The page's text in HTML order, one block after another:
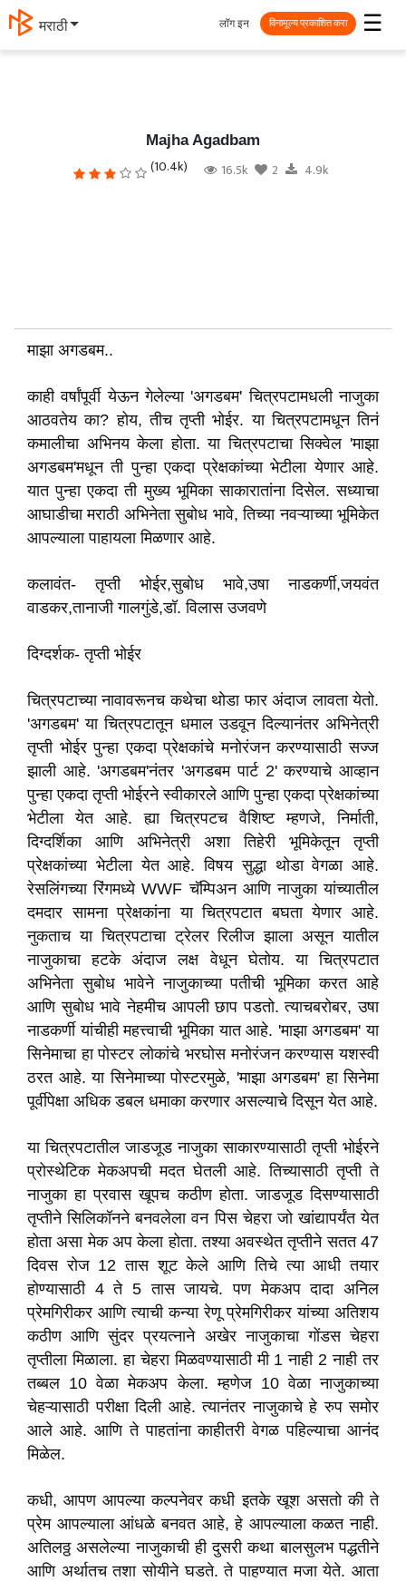
मराठी ☰
लॉग इन विनामूल्य प्रकाशित करा
Majha Agadbam
(10.4k) 16.5k 2 4.9k
माझा अगडबम..
काही वर्षांपूर्वी येऊन गेलेल्या 'अगडबम' चित्रपटामधली नाजुका
आठवतेय का? होय, तीच तृप्ती भोईर. या चित्रपटामधून तिनं
कमालीचा अभिनय केला होता. या चित्रपटाचा सिक्वेल 'माझा
अगडबम'मधून ती पुन्हा एकदा प्रेक्षकांच्या भेटीला येणार आहे.
यात पुन्हा एकदा ती मुख्य भूमिका साकारातांना दिसेल. सध्याचा
आघाडीचा मराठी अभिनेता सुबोध भावे, तिच्या नवऱ्याच्या भूमिकेत
आपल्याला पाहायला मिळणार आहे.
कलावंत- तृप्ती भोईर,सुबोध भावे,उषा नाडकर्णी,जयवंत
वाडकर,तानाजी गालगुंडे,डॉ. विलास उजवणे
दिग्दर्शक- तृप्ती भोईर
चित्रपटाच्या नावावरूनच कथेचा थोडा फार अंदाज लावता येतो.
'अगडबम' या चित्रपटातून धमाल उडवून दिल्यानंतर अभिनेत्री
तृप्ती भोईर पुन्हा एकदा प्रेक्षकांचे मनोरंजन करण्यासाठी सज्ज
झाली आहे. 'अगडबम'नंतर 'अगडबम पार्ट 2' करण्याचे आव्हान
पुन्हा एकदा तृप्ती भोईरने स्वीकारले आणि पुन्हा एकदा प्रेक्षकांच्या
भेटीला येत आहे. ह्या चित्रपटच वैशिष्ट म्हणजे, निर्माती,
दिग्दर्शिका आणि अभिनेत्री अशा तिहेरी भूमिकेतून तृप्ती
प्रेक्षकांच्या भेटीला येत आहे. विषय सुद्धा थोडा वेगळा आहे.
रेसलिंगच्या रिंगमध्ये WWF चॅम्पिअन आणि नाजुका यांच्यातील
दमदार सामना प्रेक्षकांना या चित्रपटात बघता येणार आहे.
नुकताच या चित्रपटाचा ट्रेलर रिलीज झाला असून यातील
नाजुकाचा हटके अंदाज लक्ष वेधून घेतोय. या चित्रपटात
अभिनेता सुबोध भावेने नाजुकाच्या पतीची भूमिका करत आहे
आणि सुबोध भावे नेहमीच आपली छाप पडतो. त्याचबरोबर, उषा
नाडकर्णी यांचीही महत्त्वाची भूमिका यात आहे. 'माझा अगडबम' या
सिनेमाचा हा पोस्टर लोकांचे भरघोस मनोरंजन करण्यास यशस्वी
ठरत आहे. या सिनेमाच्या पोस्टरमुळे, 'माझा अगडबम' हा सिनेमा
पूर्वीपेक्षा अधिक डबल धमाका करणार असल्याचे दिसून येत आहे.
या चित्रपटातील जाडजूड नाजुका साकारण्यासाठी तृप्ती भोईरने
प्रोस्थेटिक मेकअपची मदत घेतली आहे. तिच्यासाठी तृप्ती ते
नाजुका हा प्रवास खूपच कठीण होता. जाडजूड दिसण्यासाठी
तृप्तीने सिलिकॉनने बनवलेला वन पिस चेहरा जो खांद्यापर्यंत येत
होता असा मेक अप केला होता. तश्या अवस्थेत तृप्तीने सतत 47
दिवस रोज 12 तास शूट केले आणि तिचे त्या आधी तयार
होण्यासाठी 4 ते 5 तास जायचे. पण मेकअप दादा अनिल
प्रेमगिरीकर आणि त्याची कन्या रेणू प्रेमगिरीकर यांच्या अतिशय
कठीण आणि सुंदर प्रयत्नाने अखेर नाजुकाचा गोंडस चेहरा
तृप्तीला मिळाला. हा चेहरा मिळवण्यासाठी मी 1 नाही 2 नाही तर
तब्बल 10 वेळा मेकअप केला. म्हणेज 10 वेळा नाजुकाच्या
चेहऱ्यासाठी परीक्षा दिली आहे. त्यानंतर नाजुकाचे हे रुप समोर
आले आहे. आणि ते पाहतांना काहीतरी वेगळ पहिल्याचा आनंद
मिळेल.
कधी, आपण आपल्या कल्पनेवर कधी इतके खूश असतो की ते
प्रेम आपल्याला आंधळे बनवत आहे, हे आपल्याला कळत नाही.
अतिलठ्ठ असलेल्या नाजुकाची ही दुसरी कथा बालसुलभ पद्धतीने
आणि अर्थातच तशा सोयीने घडते. ते पाहण्यात मजा येते. आता